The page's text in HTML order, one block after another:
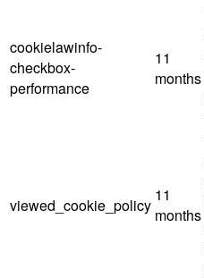
cookielawinfo-
checkbox-
performance
11
months
viewed_cookie_policy
11
months